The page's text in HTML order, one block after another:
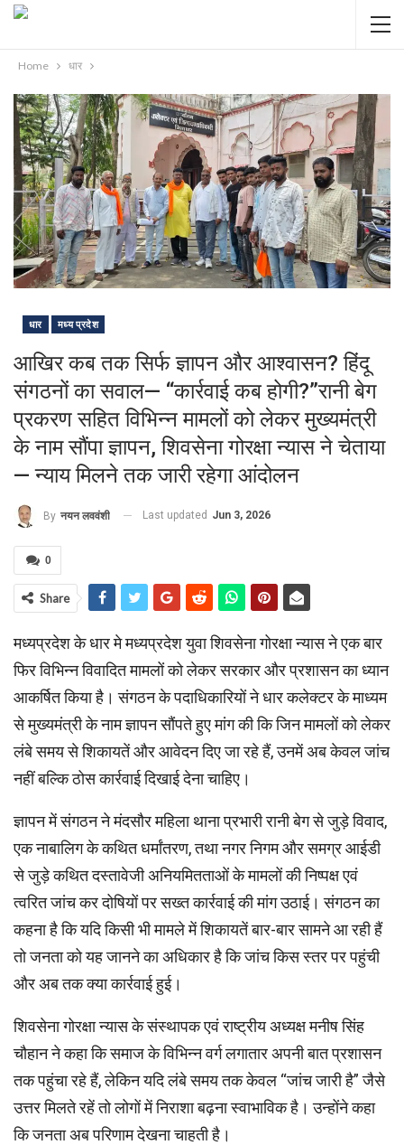
Home धार
धार मध्य प्रदेश
आखिर कब तक सिर्फ ज्ञापन और आश्वासन? हिंदू
संगठनों का सवाल— “कार्रवाई कब होगी?”रानी बेग
प्रकरण सहित विभिन्न मामलों को लेकर मुख्यमंत्री
के नाम सौंपा ज्ञापन, शिवसेना गोरक्षा न्यास ने चेताया
— न्याय मिलने तक जारी रहेगा आंदोलन
By नयन लववंशी Last updated Jun 3, 2026
0
Share
मध्यप्रदेश के धार मे मध्यप्रदेश युवा शिवसेना गोरक्षा न्यास ने एक बार
फिर विभिन्न विवादित मामलों को लेकर सरकार और प्रशासन का ध्यान
आकर्षित किया है। संगठन के पदाधिकारियों ने धार कलेक्टर के माध्यम
से मुख्यमंत्री के नाम ज्ञापन सौंपते हुए मांग की कि जिन मामलों को लेकर
लंबे समय से शिकायतें और आवेदन दिए जा रहे हैं, उनमें अब केवल जांच
नहीं बल्कि ठोस कार्रवाई दिखाई देना चाहिए।
ज्ञापन में संगठन ने मंदसौर महिला थाना प्रभारी रानी बेग से जुड़े विवाद,
एक नाबालिग के कथित धर्मांतरण, तथा नगर निगम और समग्र आईडी
से जुड़े कथित दस्तावेजी अनियमितताओं के मामलों की निष्पक्ष एवं
त्वरित जांच कर दोषियों पर सख्त कार्रवाई की मांग उठाई। संगठन का
कहना है कि यदि किसी भी मामले में शिकायतें बार-बार सामने आ रही हैं
तो जनता को यह जानने का अधिकार है कि जांच किस स्तर पर पहुंची
और अब तक क्या कार्रवाई हुई।
शिवसेना गोरक्षा न्यास के संस्थापक एवं राष्ट्रीय अध्यक्ष मनीष सिंह
चौहान ने कहा कि समाज के विभिन्न वर्ग लगातार अपनी बात प्रशासन
तक पहुंचा रहे हैं, लेकिन यदि लंबे समय तक केवल “जांच जारी है” जैसे
उत्तर मिलते रहें तो लोगों में निराशा बढ़ना स्वाभाविक है। उन्होंने कहा
कि जनता अब परिणाम देखना चाहती है।